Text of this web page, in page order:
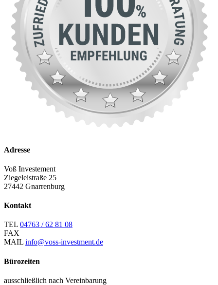
Adresse
Voß Investement
Ziegeleistraße 25
27442 Gnarrenburg
Kontakt
TEL 04763 / 62 81 08
FAX
MAIL info@voss-investment.de
Bürozeiten
ausschließlich nach Vereinbarung